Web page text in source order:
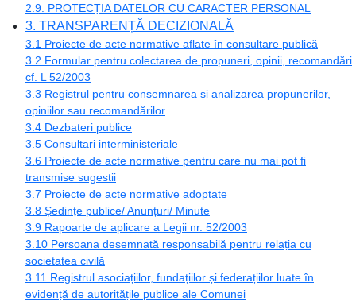
2.9. PROTECȚIA DATELOR CU CARACTER PERSONAL
3. TRANSPARENȚĂ DECIZIONALĂ
3.1 Proiecte de acte normative aflate în consultare publică
3.2 Formular pentru colectarea de propuneri, opinii, recomandări
cf. L 52/2003
3.3 Registrul pentru consemnarea și analizarea propunerilor,
opiniilor sau recomandărilor
3.4 Dezbateri publice
3.5 Consultari interministeriale
3.6 Proiecte de acte normative pentru care nu mai pot fi
transmise sugestii
3.7 Proiecte de acte normative adoptate
3.8 Ședințe publice/ Anunțuri/ Minute
3.9 Rapoarte de aplicare a Legii nr. 52/2003
3.10 Persoana desemnată responsabilă pentru relația cu
societatea civilă
3.11 Registrul asociațiilor, fundațiilor și federațiilor luate în
evidență de autoritățile publice ale Comunei